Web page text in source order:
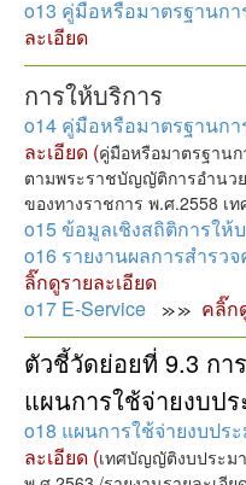
o13 คู่มือหรือมาตรฐานก
ละเอียด
การให้บริการ
o14 คู่มือหรือมาตรฐานกา
ละเอียด (คู่มือหรือมาตรฐาน
ตามพระราชบัญญัติการอำนว
ของทางราชการ พ.ศ.2558 เ
o15 ข้อมูลเชิงสถิติการให้
o16 รายงานผลการสำรว
ลิ๊กดูรายละเอียด
o17 E-Service
คลิ๊ก
ตัวชี้วัดย่อยที่ 9.3 กา
แผนการใช้จ่ายงบป
o18 แผนการใช้จ่ายงบปร
ละเอียด (เทศบัญญัติงบประม